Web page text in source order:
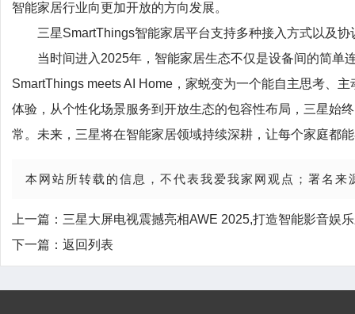
智能家居行业向更加开放的方向发展。
三星SmartThings智能家居平台支持多种接入方式以及协
当时间进入2025年，智能家居生态不仅是设备间的简单
SmartThings meets AI Home，家蜕变为一个能自主思考、
体验，从个性化场景服务到开放生态的包容性布局，三星始
常。未来，三星将在智能家居领域持续深耕，让每个家庭都
本网站所转载的信息，不代表我爱我家网观点；署名来
上一篇： 三星大屏电视震撼亮相AWE 2025,打造智能影音娱
下一篇： 返回列表